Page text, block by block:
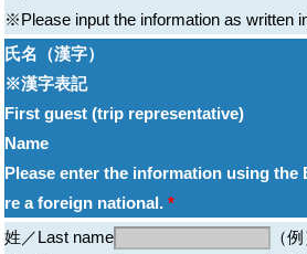
※Please input the information as written
氏名（漢字）
※漢字表記
First guest (trip representative)
Name
Please enter the information using the
re a foreign national. *
姓／Last name
（